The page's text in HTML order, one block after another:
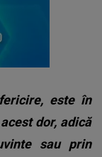
este în
dor, adică
sau prin